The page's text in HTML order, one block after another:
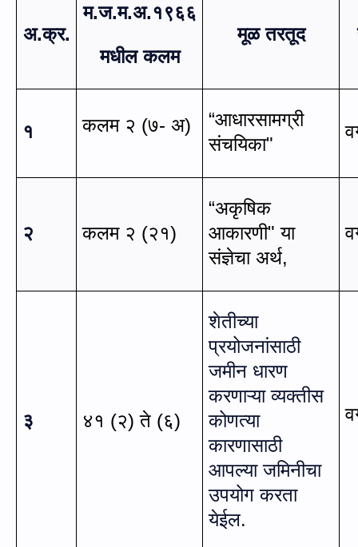
अ.क्र.
म.ज.म.अ.१९६६
मधील कलम
मूळ तरतूद
१ कलम २ (७- अ) “आधारसामग्री
संचयिका"
२ कलम २ (२१)
“अकृषिक
आकारणी"या
संज्ञेचा अर्थ,
३ ४१ (२) ते (६)
शेतीच्या
प्रयोजनांसाठी
जमीन धारण
करणाऱ्या व्यक्तीस
कोणत्या
कारणासाठी
आपल्या जमिनीचा
उपयोग करता
येईल.